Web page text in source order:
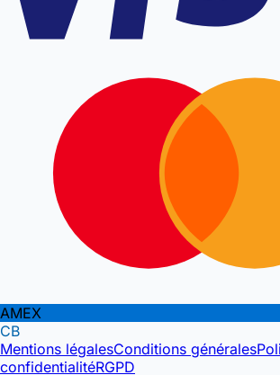
AMEX
CB
Mentions légalesConditions générales
confidentialitéRGPD